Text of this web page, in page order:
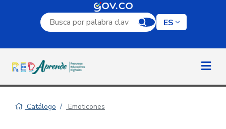
Campo de búsqueda por palabra clave
ES
Catálogo Emoticones